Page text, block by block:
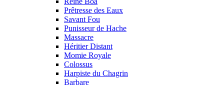
Prêtresse des Eaux
Savant Fou
Punisseur de Hache
Massacre
Héritier Distant
Momie Royale
Colossus
Harpiste du Chagrin
Barbare